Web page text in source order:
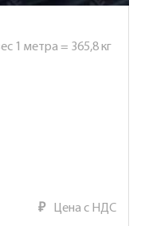
1 метра = 365,8 кг
₽ Цена с НДС